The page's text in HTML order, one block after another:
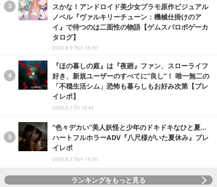
スかな！アンドロイド美少女プラモ原作ビジュアル
ノベル『ヴァルキリーチューン：機械仕掛けのア
イ』で待つのは二面性の物語【ゲムスパロボゲーカ
タログ】
2026.8.9 Sun 18:00
『ほの暮しの庭』は『夜廻』ファン、スローライフ
好き、新規ユーザーのすべてに“良し”！ 唯一無二の
「不穏生活シム」恐怖も暮らしもお好み次第【プレ
イレポ】
2026.8.7 Fri 19:45
“色々デカい”美人妖怪と少年のドキドキなひと夏…
ハートフルホラーADV『八尺様がいた夏休み』プレ
イレポ
2026.8.2 Sun 19:00
ランキングをもっと見る